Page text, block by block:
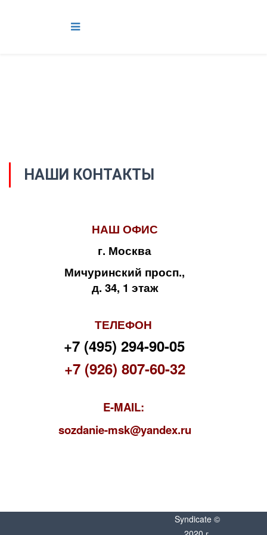
НАШИ КОНТАКТЫ
НАШ ОФИС
г. Москва
Мичуринский просп.,
д. 34, 1 этаж
ТЕЛЕФОН
+7 (495) 294-90-05
+7 (926) 807-60-32
E-MAIL:
sozdanie-msk@yandex.ru
Syndicate ©